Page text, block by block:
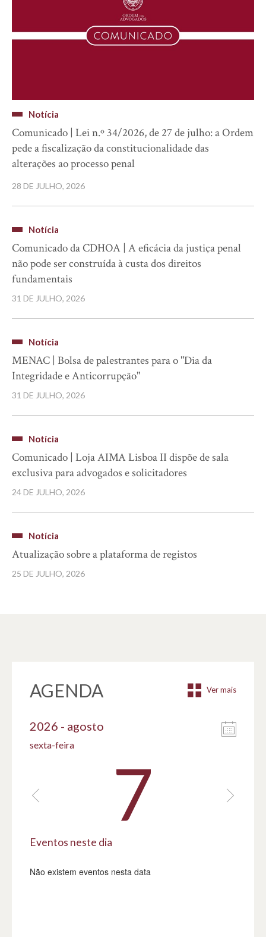
Notícia
Comunicado | Lei n.º 34/2026, de 27 de julho: a Ordem
pede a fiscalização da constitucionalidade das
alterações ao processo penal
28 DE JULHO, 2026
Notícia
Comunicado da CDHOA | A eficácia da justiça penal
não pode ser construída à custa dos direitos
fundamentais
31 DE JULHO, 2026
Notícia
MENAC | Bolsa de palestrantes para o "Dia da
Integridade e Anticorrupção"
31 DE JULHO, 2026
Notícia
Comunicado | Loja AIMA Lisboa II dispõe de sala
exclusiva para advogados e solicitadores
24 DE JULHO, 2026
Notícia
Atualização sobre a plataforma de registos
25 DE JULHO, 2026
AGENDA Ver mais
2026 - agosto
sexta-feira
7
Eventos neste dia
Não existem eventos nesta data